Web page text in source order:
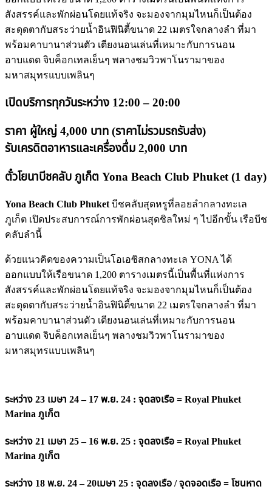
สังสรรค์และพักผ่อนโดยแท้จริง จะมองจากมุมไหนก็เป็นต้อง
สะดุดตากับสระว่ายน้ำอินฟินิตี้ขนาด 22 เมตรใจกลางลำ ที่มา
พร้อมคาบานาส่วนตัว เตียงนอนเล่นที่เหมาะกับการนอน
อาบแดด จิบค็อกเทลเย็นๆ พลางชมวิวพาโนรามาของ
มหาสมุทรแบบเพลินๆ
เปิดบริการทุกวันระหว่าง 12:00 – 20:00
ราคา ผู้ใหญ่ 4,000 บาท (ราคาไม่รวมรถรับส่ง)
รับเครดิตอาหารและเครื่องดื่ม 2,000 บาท
ตั๋วโยนาบีชคลับ ภูเก็ต Yona Beach Club Phuket (1 day)
Yona Beach Club Phuket บีชคลับสุดหรูที่ลอยลำกลางทะเล
ภูเก็ต เปิดประสบการณ์การพักผ่อนสุดชิลใหม่ ๆ ไปอีกขั้น เรือบีช
คลับลำนี้
ด้วยแนวคิดของความเป็นโอเอซิสกลางทะเล YONA ได้
ออกแบบให้เรือขนาด 1,200 ตารางเมตรนี้เป็นพื้นที่แห่งการ
สังสรรค์และพักผ่อนโดยแท้จริง จะมองจากมุมไหนก็เป็นต้อง
สะดุดตากับสระว่ายน้ำอินฟินิตี้ขนาด 22 เมตรใจกลางลำ ที่มา
พร้อมคาบานาส่วนตัว เตียงนอนเล่นที่เหมาะกับการนอน
อาบแดด จิบค็อกเทลเย็นๆ พลางชมวิวพาโนรามาของ
มหาสมุทรแบบเพลินๆ
ระหว่าง 23 เมษา 24 – 17 พ.ย. 24 : จุดลงเรือ = Royal Phuket
Marina ภูเก็ต
ระหว่าง 21 เมษา 25 – 16 พ.ย. 25 : จุดลงเรือ = Royal Phuket
Marina ภูเก็ต
ระหว่าง 18 พ.ย. 24 – 20เมษา 25 : จุดลงเรือ / จุดจอดเรือ = โซนหาด